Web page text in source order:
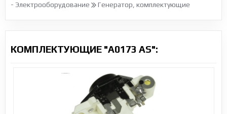
- Электрооборудование
Генератор, комплектующие
КОМПЛЕКТУЮЩИЕ "A0173 AS":